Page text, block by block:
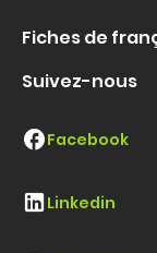
Fiches de
Suivez-nous
Facebook
Linkedin